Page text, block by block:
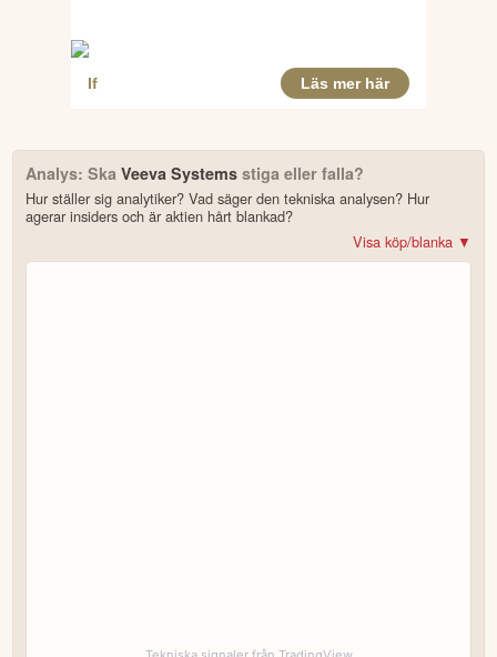
Analys: Ska Veeva Systemsstiga eller falla?
Hur ställer sig analytiker? Vad säger den tekniska analysen? Hur
agerar insiders och är aktien hårt blankad?
Bonus: Få upp till 500 USD i tillgångar när du öppnar konto –se
Visa köp/blanka ▼